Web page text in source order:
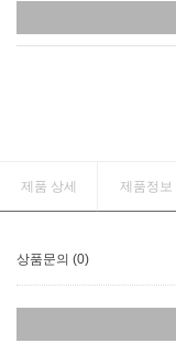
제품 상세 제품정보
상품문의 (0)